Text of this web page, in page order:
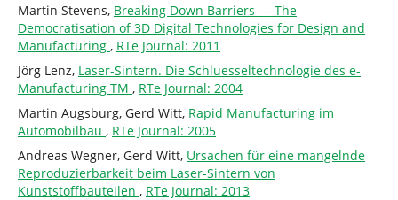
Martin Stevens, Breaking Down Barriers — The
Democratisation of 3D Digital Technologies for Design and
Manufacturing , RTe Journal: 2011
Jörg Lenz, Laser-Sintern. Die Schluesseltechnologie des e-
Manufacturing TM , RTe Journal: 2004
Martin Augsburg, Gerd Witt, Rapid Manufacturing im
Automobilbau , RTe Journal: 2005
Andreas Wegner, Gerd Witt, Ursachen für eine mangelnde
Reproduzierbarkeit beim Laser-Sintern von
Kunststoffbauteilen , RTe Journal: 2013